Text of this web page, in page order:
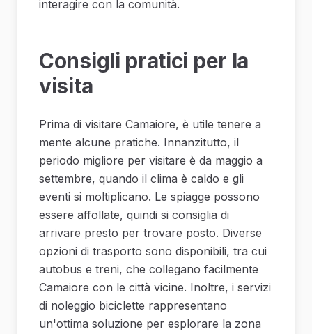
interagire con la comunità.
Consigli pratici per la
visita
Prima di visitare Camaiore, è utile tenere a
mente alcune pratiche. Innanzitutto, il
periodo migliore per visitare è da maggio a
settembre, quando il clima è caldo e gli
eventi si moltiplicano. Le spiagge possono
essere affollate, quindi si consiglia di
arrivare presto per trovare posto. Diverse
opzioni di trasporto sono disponibili, tra cui
autobus e treni, che collegano facilmente
Camaiore con le città vicine. Inoltre, i servizi
di noleggio biciclette rappresentano
un'ottima soluzione per esplorare la zona